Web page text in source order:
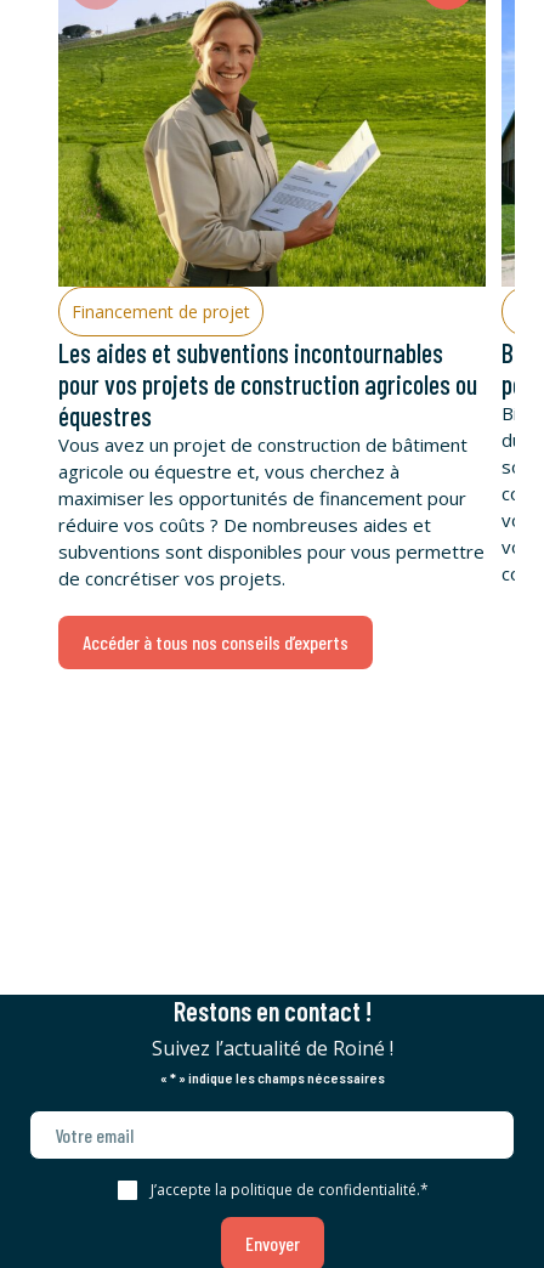
Accéder à tous nos conseils d’experts
Financement de projet
Les aides et subventions incontournables
pour vos projets de construction agricoles ou
équestres
Vous avez un projet de construction de bâtiment
agricole ou équestre et, vous cherchez à
maximiser les opportunités de financement pour
réduire vos coûts ? De nombreuses aides et
subventions sont disponibles pour vous permettre
de concrétiser vos projets.
du
Restons en contact !
Suivez l’actualité de Roiné !
« *» indique les champs nécessaires
J’accepte la politique de confidentialité.*
Envoyer